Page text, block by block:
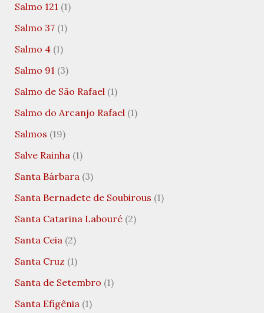
Salmo 121 (1)
Salmo 37(1)
Salmo 4(1)
Salmo 91 (3)
Salmo de São Rafael(1)
Salmo do Arcanjo Rafael(1)
Salmos (19)
Salve Rainha(1)
Santa Bárbara(3)
Santa Bernadete de Soubirous (1)
Santa Catarina Labouré(2)
Santa Ceia(2)
Santa Cruz (1)
Santa de Setembro (1)
Santa Efigênia(1)